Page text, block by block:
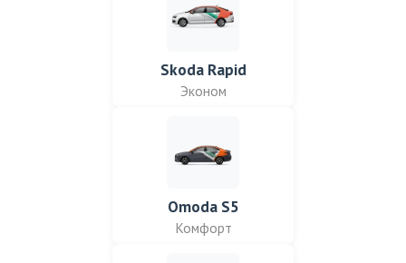
Skoda Rapid
Эконом
Omoda S5
Комфорт